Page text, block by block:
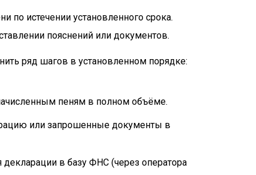
по истечении установленного срока.
пояснений или документов.
ряд шагов в установленном порядке:
пеням в полном объёме.
или запрошенные документы в
в базу ФНС (через оператора